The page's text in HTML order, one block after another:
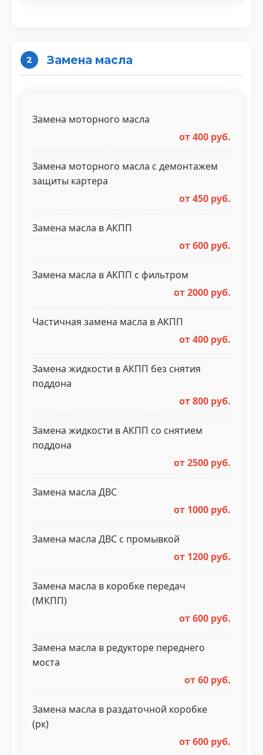
2 Замена масла
Замена моторного масла
от 400 руб.
Замена моторного масла с демонтажем
защиты картера
от 450 руб.
Замена масла в АКПП
от 600 руб.
Замена масла в АКПП с фильтром
от 2000 руб.
Частичная замена масла в АКПП
от 400 руб.
Замена жидкости в АКПП без снятия
поддона
от 800 руб.
Замена жидкости в АКПП со снятием
поддона
от 2500 руб.
Замена масла ДВС
от 1000 руб.
Замена масла ДВС с промывкой
от 1200 руб.
Замена масла в коробке передач
(МКПП)
от 600 руб.
Замена масла в редукторе переднего
моста
от 60 руб.
Замена масла в раздаточной коробке
(рк)
от 600 руб.